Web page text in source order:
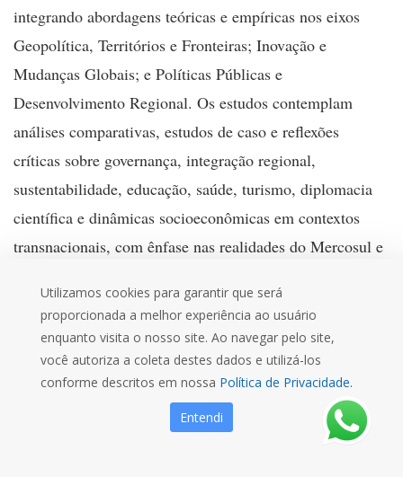
integrando abordagens teóricas e empíricas nos eixos
Geopolítica, Territórios e Fronteiras; Inovação e
Mudanças Globais; e Políticas Públicas e
Desenvolvimento Regional. Os estudos contemplam
análises comparativas, estudos de caso e reflexões
críticas sobre governança, integração regional,
sustentabilidade, educação, saúde, turismo, diplomacia
científica e dinâmicas socioeconômicas em contextos
transnacionais, com ênfase nas realidades do Mercosul e
A coletânea evidencia a relevância da cooperação
interinstitucional e da internacionalização dos programas
stricto sensu como estratégias para enfrentar desafios
contemporâneos complexos, como desigualdades sociais,
mudanças climáticas, gestão de recursos naturais e
Utilizamos cookies para garantir que será
proporcionada a melhor experiência ao usuário
enquanto visita o nosso site. Ao navegar pelo site,
você autoriza a coleta destes dados e utilizá-los
conforme descritos em nossa Política de Privacidade.
Entendi